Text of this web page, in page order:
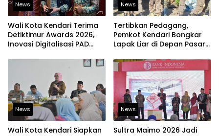
News
Wali Kota Kendari Terima
Detiktimur Awards 2026,
Inovasi Digitalisasi PAD
News
Tertibkan Pedagang,
Pemkot Kendari Bongkar
Lapak Liar di Depan Pasar
News
Wali Kota Kendari Siapkan
News
Sultra Maimo 2026 Jadi